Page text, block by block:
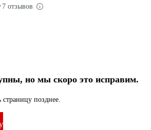
7 отзывов
но мы скоро это исправим.
позднее.